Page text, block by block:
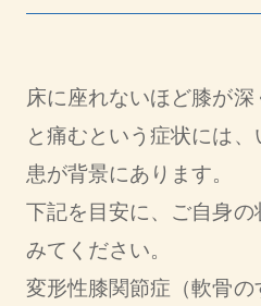
床に座れないほど膝が
と痛むという症状には
患が背景にあります。
下記を目安に、ご自身
みてください。
変形性膝関節症（軟骨